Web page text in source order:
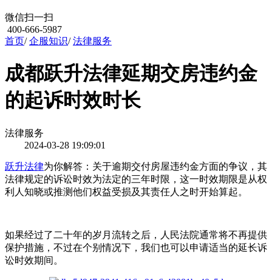
微信扫一扫
400-666-5987
首页/企服知识/法律服务
成都跃升法律延期交房违约金
的起诉时效时长
法律服务
2024-03-28 19:09:01
跃升法律为你解答：关于逾期交付房屋违约金方面的争议，其
法律规定的诉讼时效为法定的三年时限，这一时效期限是从权
利人知晓或推测他们权益受损及其责任人之时开始算起。
如果经过了二十年的岁月流转之后，人民法院通常将不再提供
保护措施，不过在个别情况下，我们也可以申请适当的延长诉
讼时效期间。